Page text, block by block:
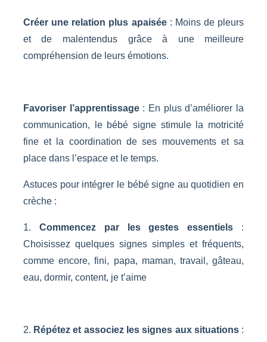
Créer une relation plus apaisée: Moins de pleurs
et de malentendus grâce à une meilleure
compréhension de leurs émotions.
Favoriser l’apprentissage: En plus d’améliorer la
communication, le bébé signe stimule la motricité
fine et la coordination de ses mouvements et sa
place dans l’espace et le temps.
Astuces pour intégrer le bébé signe au quotidien en
crèche :
1. Commencez par les gestes essentiels :
Choisissez quelques signes simples et fréquents,
comme encore, fini, papa, maman, travail, gâteau,
eau, dormir, content, je t’aime
2. Répétez et associez les signes aux situations: